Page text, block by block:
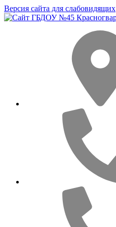
Версия сайта для слабовидящих